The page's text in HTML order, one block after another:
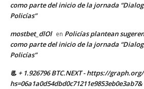
como parte del inicio de la jornada
Policías”
mostbet_dlOl en Policías plantean
como parte del inicio de la jornada
Policías”
📃 + 1.926796 BTC.NEXT - https://
hs=06a1a0d54dbd0c71211e9853eb0e3ab7&